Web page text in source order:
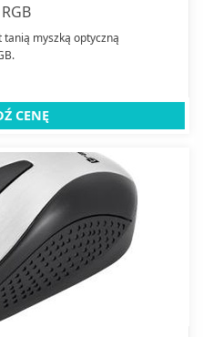
tanią myszką optyczną
CENĘ